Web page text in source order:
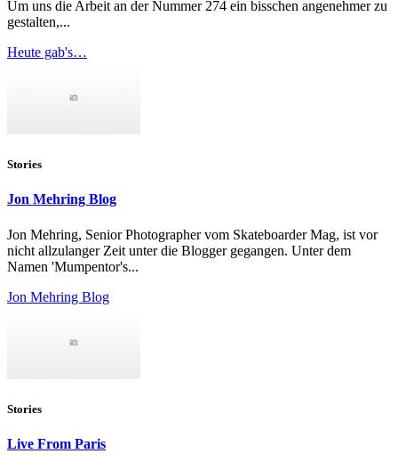
Um uns die Arbeit an der Nummer 274 ein bisschen angenehmer zu
gestalten,...
Heute gab's…
Stories
Jon Mehring Blog
Jon Mehring, Senior Photographer vom Skateboarder Mag, ist vor
nicht allzulanger Zeit unter die Blogger gegangen. Unter dem
Namen 'Mumpentor's...
Jon Mehring Blog
Stories
Live From Paris